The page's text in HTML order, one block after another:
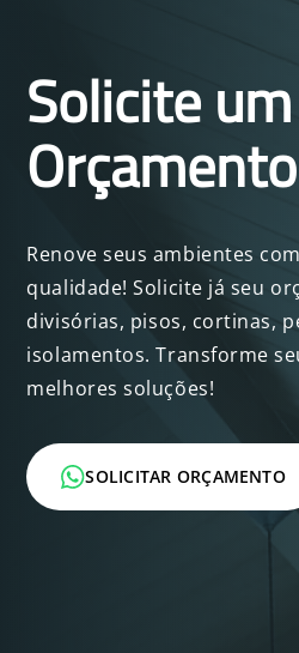
Solicite um
Orçamento
Renove seus ambientes
qualidade! Solicite já seu
divisórias, pisos, cortinas,
isolamentos. Transforme
melhores soluções!
SOLICITAR ORÇAMENTO